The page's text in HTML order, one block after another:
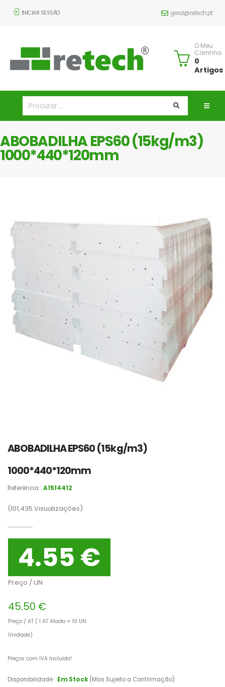
INICIAR SESSÃO geral@retech.pt
O Meu
Carrinho
0
Artigos
ABOBADILHA EPS60 (15kg/m3)
1000*440*120mm
ABOBADILHA EPS60 (15kg/m3)
1000*440*120mm
Referência : A1514412
(101,435 Visualizações)
4.55 €
Preço / UN
45.50 €
Preço / AT ( 1 AT Atado = 10 UN
Unidade)
Preços com IVA Incluído!
Disponibilidade : Em Stock(Mas Sujeito a Confirmação)